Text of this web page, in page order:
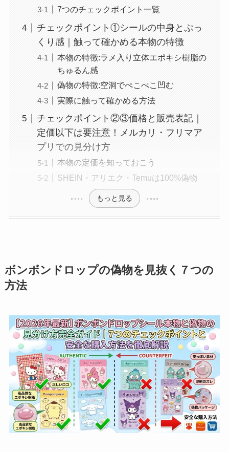
7つのチェックポイント一覧
チェックポイント①シールの中身とぷっ
くり感｜触って確かめる本物の特徴
本物の特徴:ラメ入り立体エポキシ樹脂の
ちゅるん感
偽物の特徴:空洞でぺこぺこ凹む
実際に触って確かめる方法
チェックポイント②③価格と販売表記｜
定価以下は要注意！メルカリ・フリマア
プリでの見分け方
本物の定価を知っておこう
SHEIN・アリエク・Temuは100%偽物
もっと見る
ボンボンドロップの偽物を見抜く７つの
方法